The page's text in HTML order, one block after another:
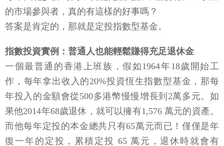
的市場參與者，真的有這樣的好事嗎？
答案是肯定的，那就是定投指數型基金。
指數投資實例：普通人也能輕鬆賺得充足退休金
一個最普通的香港上班族，假如1964年18歲開始工
作，每年拿出收入的20%投資恆生指數型基金，那每
年投入的金額會從500多港幣慢慢增長到2萬多元。如
果他2014年68歲退休，就可以擁有1,576 萬元的資產。
而他每年定投的本金總共只有65萬元而已！僅僅是年
復一年的定投，累積定投 65 萬元，退休時就會有